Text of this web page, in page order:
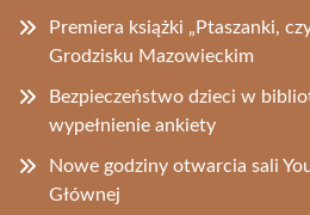
Premiera książki „Ptaszanki,
Grodzisku Mazowieckim
Bezpieczeństwo dzieci w
wypełnienie ankiety
Nowe godziny otwarcia sali
Głównej